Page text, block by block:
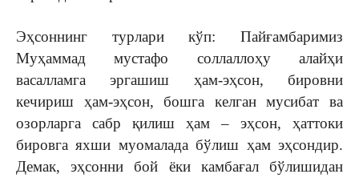
Эҳсоннинг турлари кўп: Пайғамбаримиз
Муҳаммад мустафо соллаллоҳу алайҳи
васалламга эргашиш ҳам-эҳсон, бировни
кечириш ҳам-эҳсон, бошга келган мусибат ва
озорларга сабр қилиш ҳам – эҳсон, ҳаттоки
бировга яхши муомалада бўлиш ҳам эҳсондир.
Демак, эҳсонни бой ёки камбағал бўлишидан